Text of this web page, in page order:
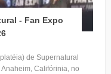
- Fan Expo
de Supernatural
Califórinia, no